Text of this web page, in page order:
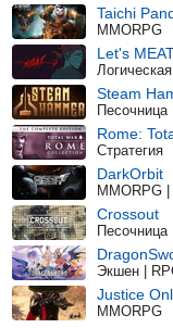
Taichi
MMORPG
Let's
Steam
Rome:
Стратегия
DarkOrbit
MMORPG
Crossout
Экшен |
Justice
MMORPG